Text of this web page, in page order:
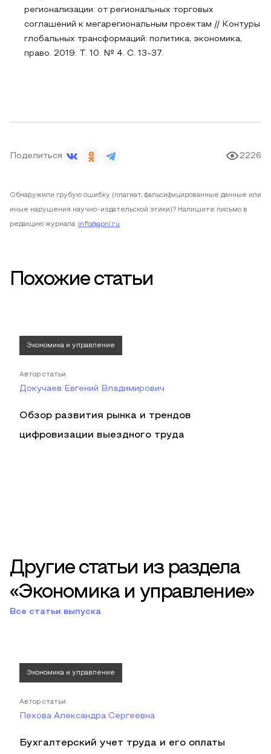
регионализации: от региональных торговых
соглашений к мегарегиональным проектам // Контуры
глобальных трансформаций: политика, экономика,
право. 2019. Т. 10. № 4. С. 13-37.
Поделиться 2226
Обнаружили грубую ошибку (плагиат, фальсифицированные данные или
иные нарушения научно-издательской этики)? Напишите письмо в
редакцию журнала: info@apni.ru
Похожие статьи
Экономика и управление
Автор статьи
Докучаев Евгений Владимирович
Обзор развития рынка и трендов
цифровизации выездного труда
Другие статьи из раздела
«Экономика и управление»
Все статьи выпуска
Экономика и управление
Автор статьи
Пехова Александра Сергеевна
Бухгалтерский учет труда и его оплаты